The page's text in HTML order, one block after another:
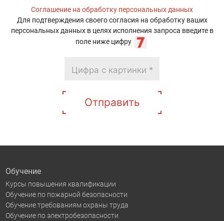
Соглашение на обработку персональных данных
Для подтверждения своего согласия на обработку ваших
персональных данных в целях исполнения запроса введите в
поле ниже цифру
Отправить
Обучение
Курсы повышения квалификации
Обучение по пожарной безопасности
Обучение требованиям охраны труда
Обучение по электробезопасности